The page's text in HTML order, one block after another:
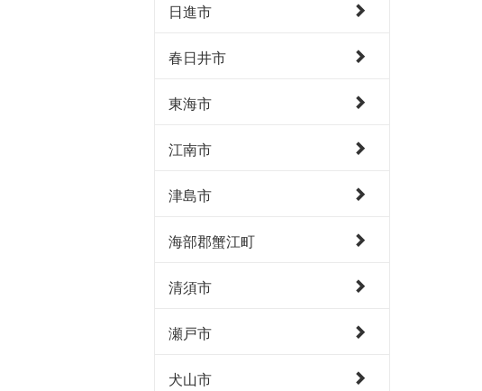
日進市
春日井市
東海市
江南市
津島市
海部郡蟹江町
清須市
瀬戸市
犬山市